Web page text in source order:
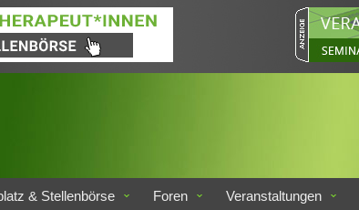
& Stellenbörse Foren Veranstaltungen